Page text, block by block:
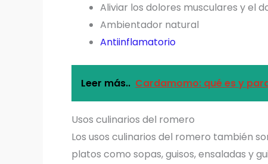
Aliviar los dolores musculares y el
Ambientador natural
Antiinflamatorio
Leer más.. Cardamomo: qué es y
Usos culinarios del romero
Los usos culinarios del romero también
platos como sopas, guisos, ensaladas y